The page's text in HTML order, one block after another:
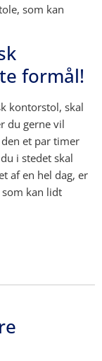
som kan
formål!
kontorstol, skal
du gerne vil
et par timer
i stedet skal
af en hel dag, er
kan lidt